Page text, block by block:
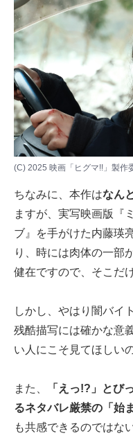
(C) 2025 映画「ヒグマ!!」製作
ちなみに、本作はなん
ますが、実写映画版『
ブ』を手がけた内藤瑛
り、時には肉体の一部
健在ですので、そこだ
しかし、やはり闇バイ
残酷描写には確かな意
い人にこそ見てほしい
また、
「えっ!?」とび
るネタバレ厳禁の「始
も共感できるのではな